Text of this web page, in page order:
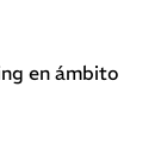
en ámbito